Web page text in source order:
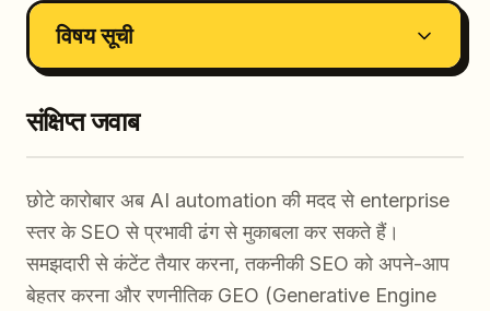
विषय सूची
संक्षिप्त जवाब
छोटे कारोबार अब AI automation की मदद से enterprise
स्तर के SEO से प्रभावी ढंग से मुकाबला कर सकते हैं।
समझदारी से कंटेंट तैयार करना, तकनीकी SEO को अपने-आप
बेहतर करना और रणनीतिक GEO (Generative Engine